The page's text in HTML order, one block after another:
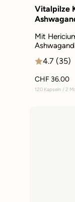
Vitalpilze
Mit
4.7 (35)
CHF 36.00
120 Kapseln / 2